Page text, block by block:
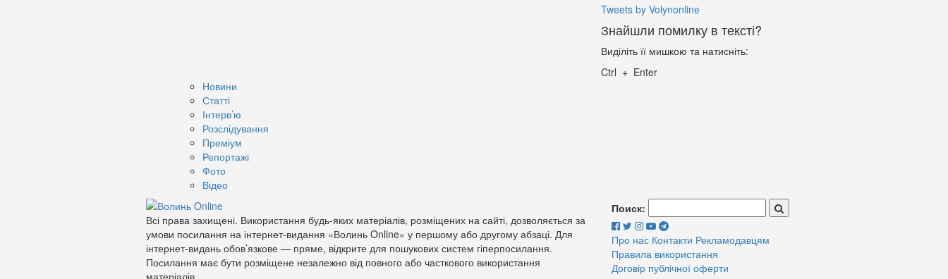
Tweets by Volynonline
Знайшли помилку в тексті?
Виділіть її мишкою та натисніть:
Ctrl + Enter
Новини
Статті
Інтерв’ю
Розслідування
Преміум
Репортажі
Фото
Відео
Всі права захищені. Використання будь-яких матеріалів, розміщених на сайті, дозволяється за
умови посилання на інтернет-видання «Волинь Online» у першому або другому абзаці. Для
інтернет-видань обов’язкове — пряме, відкрите для пошукових систем гіперпосилання.
Посилання має бути розміщене незалежно від повного або часткового використання
Поиск:
Про нас Контакти Рекламодавцям
Правила використання
Договір публічної оферти